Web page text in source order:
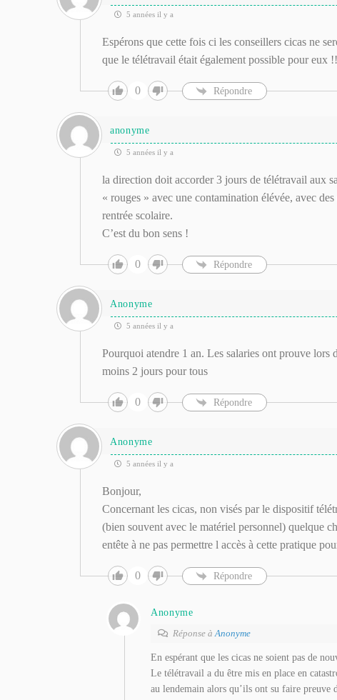
5 années il y a
Espérons que cette fois ci les conseillers cicas ne
que le télétravail était également possible pour eux
0 Répondre
anonyme
5 années il y a
la direction doit accorder 3 jours de télétravail aux
« rouges » avec une contamination élévée, avec
rentrée scolaire.
C’est du bon sens !
0 Répondre
Anonyme
5 années il y a
Pourquoi atendre 1 an. Les salaries ont prouve lors
moins 2 jours pour tous
0 Répondre
Anonyme
5 années il y a
Bonjour,
Concernant les cicas, non visés par le dispositif
(bien souvent avec le matériel personnel) quelque
entête à ne pas permettre l accès à cette pratique
0 Répondre
Anonyme
Réponse àAnonyme
En espérant que les cicas ne soient pas de
Le télétravail a du être mis en place en
au lendemain alors qu’ils ont su faire preuve